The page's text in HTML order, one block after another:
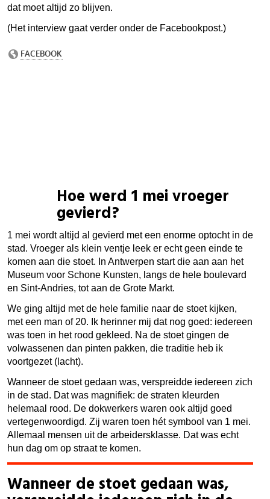
dat moet altijd zo blijven.
(Het interview gaat verder onder de Facebookpost.)
Hoe werd 1 mei vroeger
gevierd?
1 mei wordt altijd al gevierd met een enorme optocht in de
stad. Vroeger als klein ventje leek er echt geen einde te
komen aan die stoet. In Antwerpen start die aan aan het
Museum voor Schone Kunsten, langs de hele boulevard
en Sint-Andries, tot aan de Grote Markt.
We ging altijd met de hele familie naar de stoet kijken,
met een man of 20. Ik herinner mij dat nog goed: iedereen
was toen in het rood gekleed. Na de stoet gingen de
volwassenen dan pinten pakken, die traditie heb ik
voortgezet (lacht).
Wanneer de stoet gedaan was, verspreidde iedereen zich
in de stad. Dat was magnifiek: de straten kleurden
helemaal rood. De dokwerkers waren ook altijd goed
vertegenwoordigd. Zij waren toen hét symbool van 1 mei.
Allemaal mensen uit de arbeidersklasse. Dat was echt
hun dag om op straat te komen.
Wanneer de stoet gedaan was,